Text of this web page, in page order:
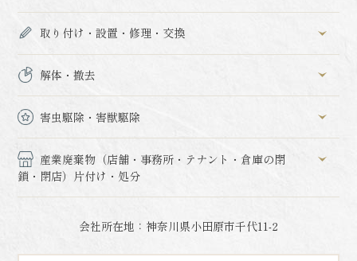
取り付け・設置・修理・交換
解体・撤去
害虫駆除・害獣駆除
産業廃棄物（店舗・事務所・テナント・倉庫の閉
鎖・閉店）片付け・処分
会社所在地：神奈川県小田原市千代11-2